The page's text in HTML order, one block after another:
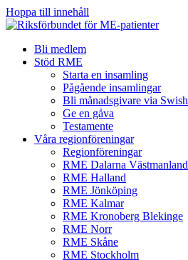
Hoppa till innehåll
Bli medlem
Stöd RME
Starta en insamling
Pågående insamlingar
Bli månadsgivare via Swish
Ge en gåva
Testamente
Våra regionföreningar
Regionföreningar
RME Dalarna Västmanland
RME Halland
RME Jönköping
RME Kalmar
RME Kronoberg Blekinge
RME Norr
RME Skåne
RME Stockholm